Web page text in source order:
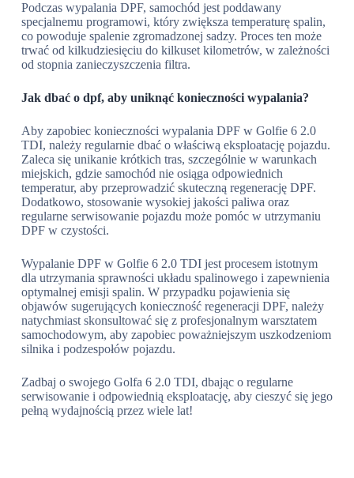
Podczas wypalania DPF, samochód jest poddawany
specjalnemu programowi, który zwiększa temperaturę spalin,
co powoduje spalenie zgromadzonej sadzy. Proces ten może
trwać od kilkudziesięciu do kilkuset kilometrów, w zależności
od stopnia zanieczyszczenia filtra.
Jak dbać o dpf, aby uniknąć konieczności wypalania?
Aby zapobiec konieczności wypalania DPF w Golfie 6 2.0
TDI, należy regularnie dbać o właściwą eksploatację pojazdu.
Zaleca się unikanie krótkich tras, szczególnie w warunkach
miejskich, gdzie samochód nie osiąga odpowiednich
temperatur, aby przeprowadzić skuteczną regenerację DPF.
Dodatkowo, stosowanie wysokiej jakości paliwa oraz
regularne serwisowanie pojazdu może pomóc w utrzymaniu
DPF w czystości.
Wypalanie DPF w Golfie 6 2.0 TDI jest procesem istotnym
dla utrzymania sprawności układu spalinowego i zapewnienia
optymalnej emisji spalin. W przypadku pojawienia się
objawów sugerujących konieczność regeneracji DPF, należy
natychmiast skonsultować się z profesjonalnym warsztatem
samochodowym, aby zapobiec poważniejszym uszkodzeniom
silnika i podzespołów pojazdu.
Zadbaj o swojego Golfa 6 2.0 TDI, dbając o regularne
serwisowanie i odpowiednią eksploatację, aby cieszyć się jego
pełną wydajnością przez wiele lat!